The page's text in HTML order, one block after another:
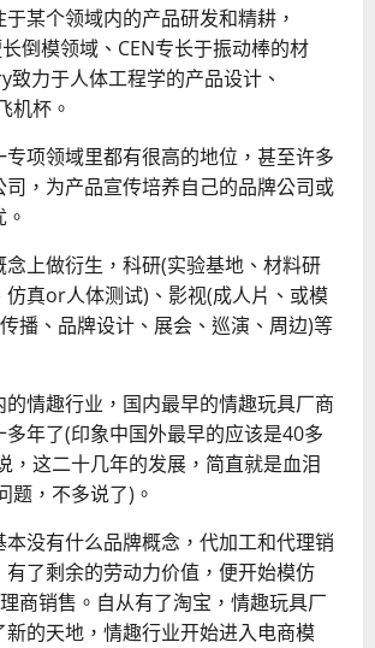
某个领域内的产品研发和精耕，
倒模领域、CEN专长于振动棒的材
致力于人体工程学的产品设计、
机杯。
项领域里都有很高的地位，甚至许多
，为产品宣传培养自己的品牌公司或
上做衍生，科研(实验基地、材料研
仿真or人体测试)、影视(成人片、或模
播、品牌设计、展会、巡演、周边)等
的情趣行业，国内最早的情趣玩具厂商
多年了(印象中国外最早的应该是40多
，这二十几年的发展，简直就是血泪
题，不多说了)。
本没有什么品牌概念，代加工和代理销
了剩余的劳动力价值，便开始模仿
商销售。自从有了淘宝，情趣玩具厂
新的天地，情趣行业开始进入电商模